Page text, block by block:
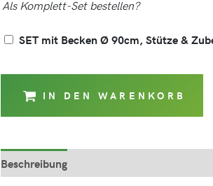
Als Komplett-Set bestellen?
SET mit Becken Ø 90cm, Stütze &
IN DEN WARENKORB
Beschreibung